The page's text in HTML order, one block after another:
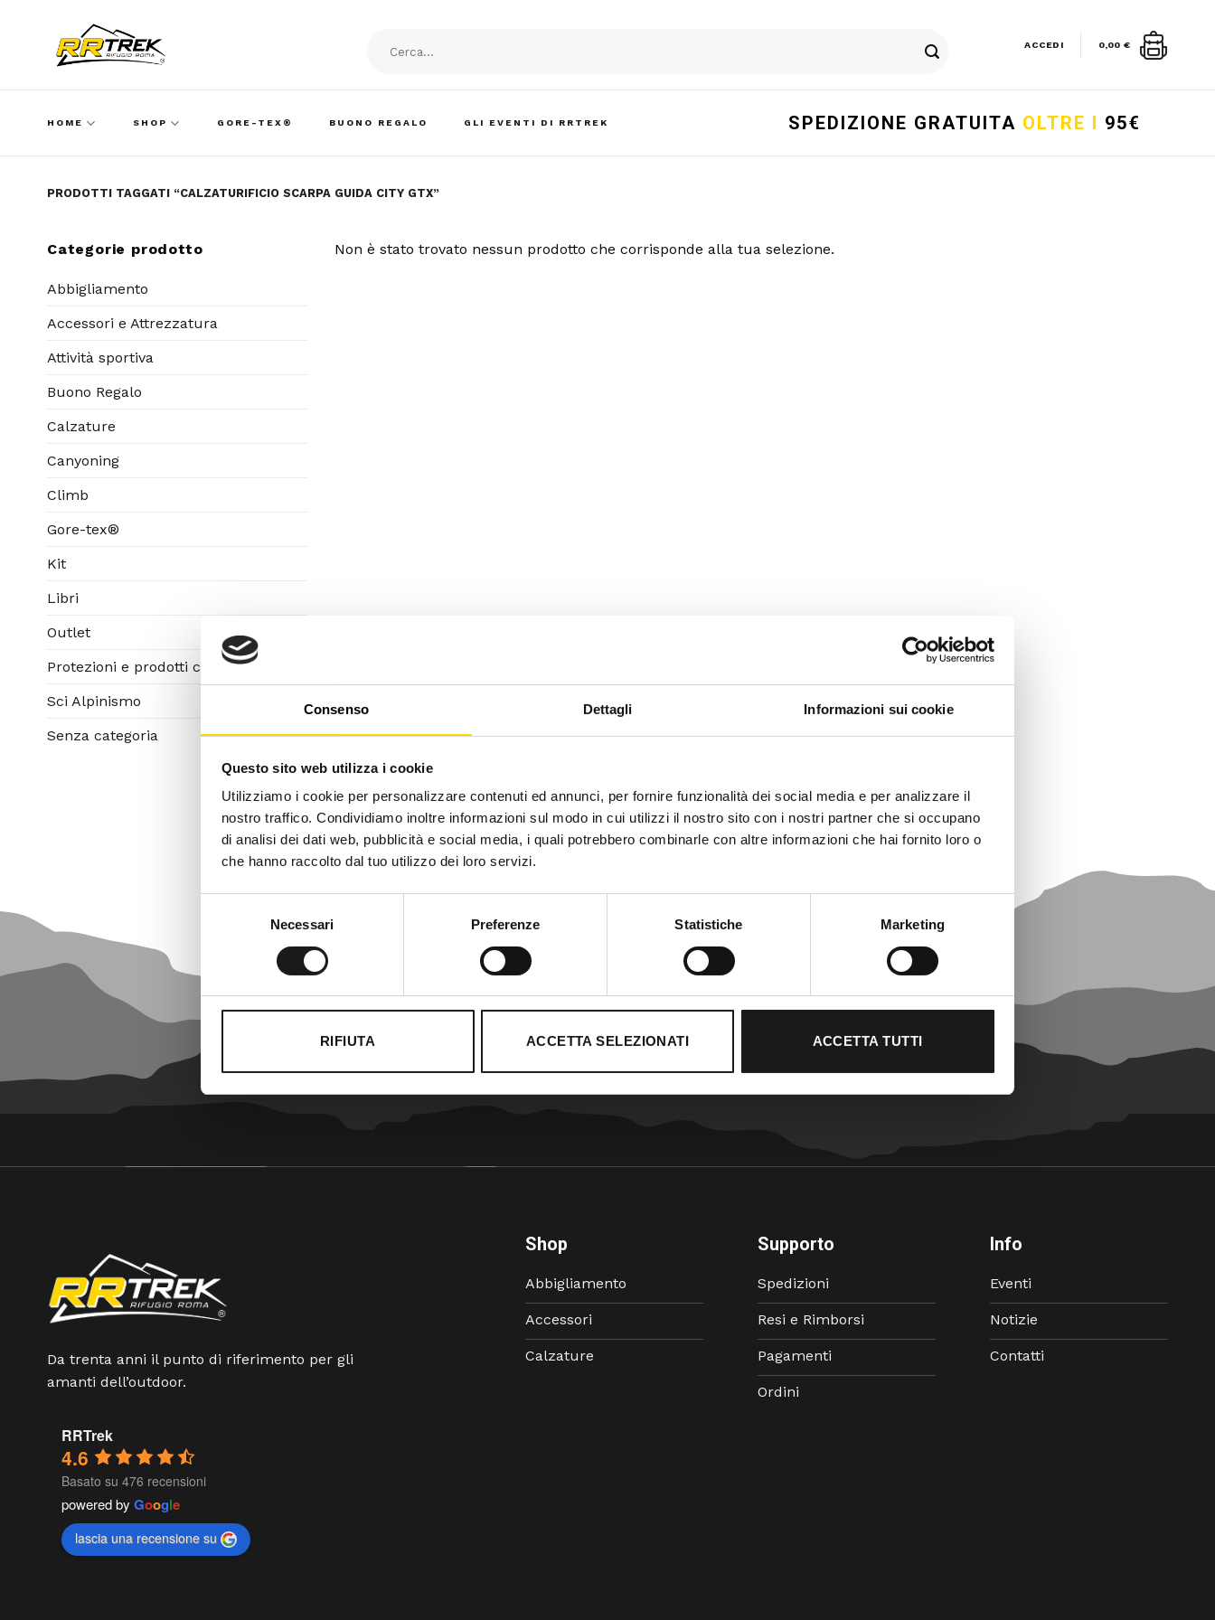
Consenso Dettagli Informazioni sui cookie
Questo sito web utilizza i cookie
Utilizziamo i cookie per personalizzare contenuti ed annunci, per fornire funzionalità dei social media e per analizzare il
nostro traffico. Condividiamo inoltre informazioni sul modo in cui utilizzi il nostro sito con i nostri partner che si occupano
di analisi dei dati web, pubblicità e social media, i quali potrebbero combinarle con altre informazioni che hai fornito loro o
che hanno raccolto dal tuo utilizzo dei loro servizi.
Necessari Preferenze Statistiche Marketing
RIFIUTA ACCETTA SELEZIONATI ACCETTA TUTTI
ACCEDI 0,00 €
HOME SHOP GORE-TEX® BUONO REGALO GLI EVENTI DI RRTREK SPEDIZIONE GRATUITA OLTRE I 95€
PRODOTTI TAGGATI “CALZATURIFICIO SCARPA GUIDA CITY GTX”
Categorie prodotto
Abbigliamento
Accessori e Attrezzatura
Attività sportiva
Buono Regalo
Calzature
Canyoning
Climb
Gore-tex®
Kit
Libri
Outlet
Protezioni e prodotti corpo
Sci Alpinismo
Senza categoria
Non è stato trovato nessun prodotto che corrisponde alla tua selezione.
Da trenta anni il punto di riferimento per gli
amanti dell’outdoor.
RRTrek
4.6
Basato su 476 recensioni
powered by Google
lascia una recensione su
Shop
Abbigliamento
Accessori
Calzature
Supporto
Spedizioni
Resi e Rimborsi
Pagamenti
Ordini
Info
Eventi
Notizie
Contatti